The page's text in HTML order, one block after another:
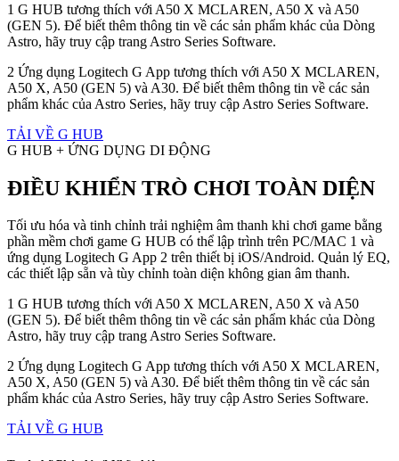
1 G HUB tương thích với A50 X MCLAREN, A50 X và A50
(GEN 5). Để biết thêm thông tin về các sản phẩm khác của Dòng
Astro, hãy truy cập trang Astro Series Software.
2 Ứng dụng Logitech G App tương thích với A50 X MCLAREN,
A50 X, A50 (GEN 5) và A30. Để biết thêm thông tin về các sản
phẩm khác của Astro Series, hãy truy cập Astro Series Software.
TẢI VỀ G HUB
G HUB + ỨNG DỤNG DI ĐỘNG
ĐIỀU KHIỂN TRÒ CHƠI TOÀN DIỆN
Tối ưu hóa và tinh chỉnh trải nghiệm âm thanh khi chơi game bằng
phần mềm chơi game G HUB có thể lập trình trên PC/MAC 1 và
ứng dụng Logitech G App 2 trên thiết bị iOS/Android. Quản lý EQ,
các thiết lập sẵn và tùy chỉnh toàn diện không gian âm thanh.
1 G HUB tương thích với A50 X MCLAREN, A50 X và A50
(GEN 5). Để biết thêm thông tin về các sản phẩm khác của Dòng
Astro, hãy truy cập trang Astro Series Software.
2 Ứng dụng Logitech G App tương thích với A50 X MCLAREN,
A50 X, A50 (GEN 5) và A30. Để biết thêm thông tin về các sản
phẩm khác của Astro Series, hãy truy cập Astro Series Software.
TẢI VỀ G HUB